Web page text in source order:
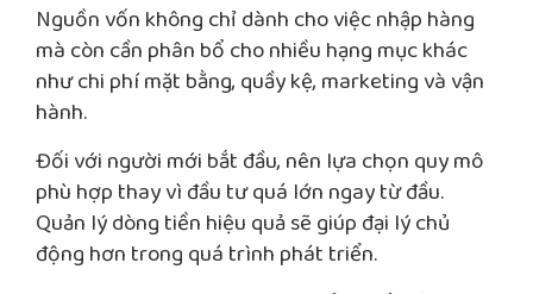
Nguồn vốn không chỉ dành cho việc nhập hàng
mà còn cần phân bổ cho nhiều hạng mục khác
như chi phí mặt bằng, quầy kệ, marketing và vận
hành.
Đối với người mới bắt đầu, nên lựa chọn quy mô
phù hợp thay vì đầu tư quá lớn ngay từ đầu.
Quản lý dòng tiền hiệu quả sẽ giúp đại lý chủ
động hơn trong quá trình phát triển.